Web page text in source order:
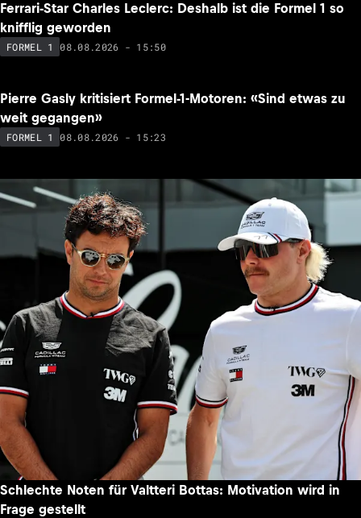
Ferrari-Star Charles Leclerc: Deshalb ist die Formel 1 so
knifflig geworden
FORMEL 1 08.08.2026 - 15:50
NEU